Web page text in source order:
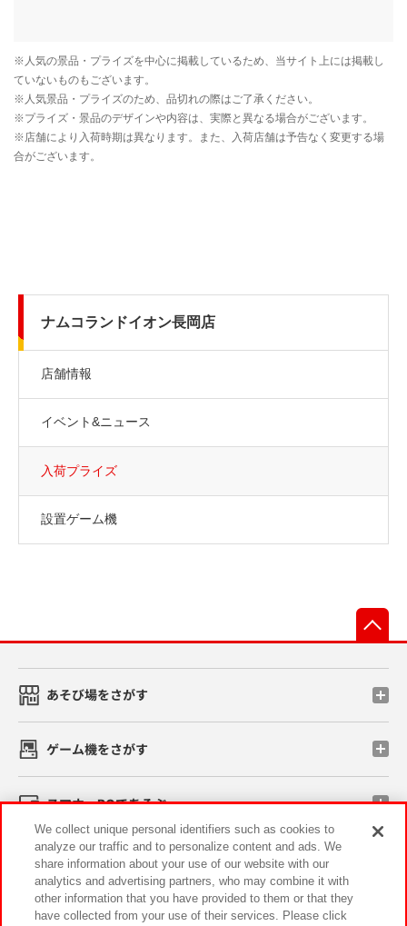
ナムコランドイオン長岡店
店舗情報
イベント&ニュース
入荷プライズ
設置ゲーム機
あそび場をさがす
ゲーム機をさがす
スマホ・PCであそぶ
イベント・キャンペーン
We collect unique personal identifiers such as cookies to
analyze our traffic and to personalize content and ads. We
share information about your use of our website with our
analytics and advertising partners, who may combine it with
other information that you have provided to them or that they
have collected from your use of their services. Please click